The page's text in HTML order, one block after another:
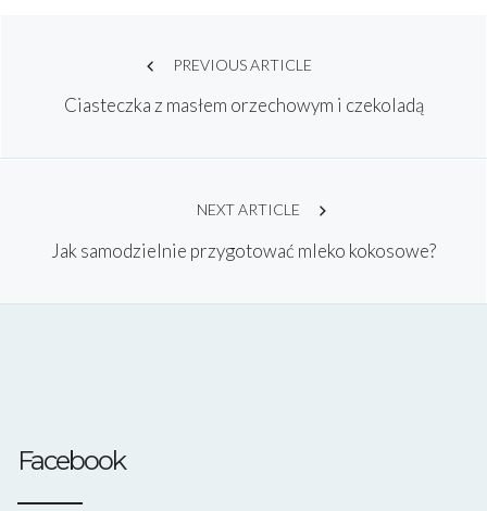
navigation
PREVIOUS ARTICLE
Ciasteczka z masłem orzechowym i czekoladą
NEXT ARTICLE
Jak samodzielnie przygotować mleko kokosowe?
Facebook